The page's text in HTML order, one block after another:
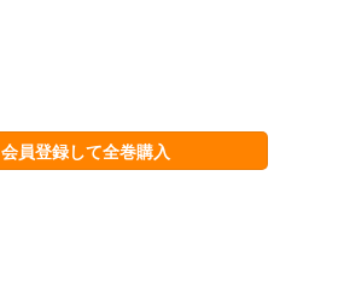
会員登録して全巻購入